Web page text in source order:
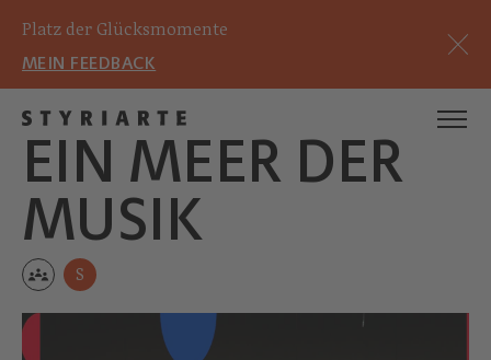
Platz der Glücksmomente
MEIN FEEDBACK
EIN MEER DER
MUSIK
S